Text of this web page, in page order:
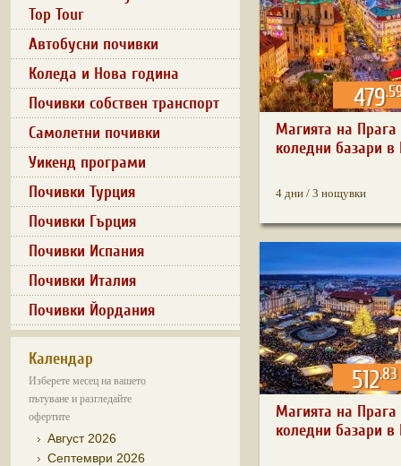
Top Tour
Автобусни почивки
Коледа и Нова година
Почивки собствен транспорт
Самолетни почивки
Уикенд програми
Почивки Турция
Почивки Гърция
Почивки Испания
Почивки Италия
Почивки Йордания
Календар
Изберете месец на вашето
пътуване и разгледайте
офертите
Август 2026
Септември 2026
479
Магията на
коледни базари
4 дни / 3 нощувки
512.83
Магията на
коледни базари